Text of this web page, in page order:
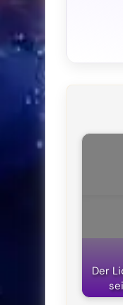
Der